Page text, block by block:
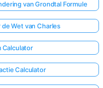
van Grondtal Formule
Wet van Charles
Calculator
Calculator